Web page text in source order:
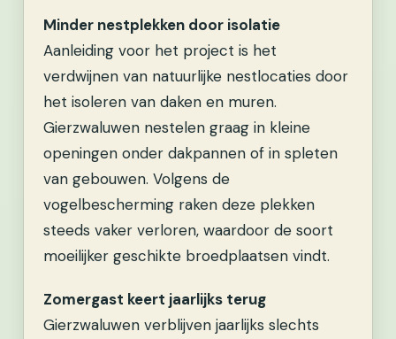
Minder nestplekken door isolatie
Aanleiding voor het project is het
verdwijnen van natuurlijke nestlocaties door
het isoleren van daken en muren.
Gierzwaluwen nestelen graag in kleine
openingen onder dakpannen of in spleten
van gebouwen. Volgens de
vogelbescherming raken deze plekken
steeds vaker verloren, waardoor de soort
moeilijker geschikte broedplaatsen vindt.
Zomergast keert jaarlijks terug
Gierzwaluwen verblijven jaarlijks slechts